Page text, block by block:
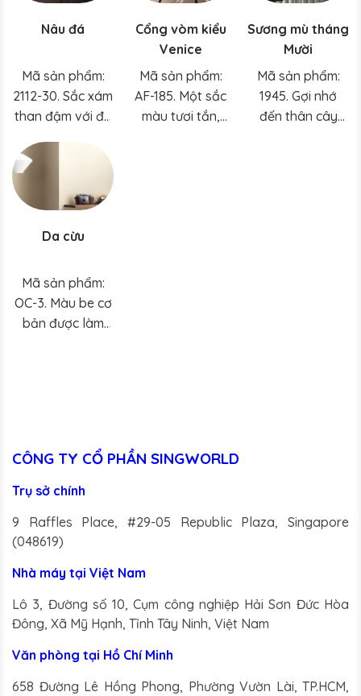
Nâu đá
Mã sản phẩm:
2112-30. Sắc xám
than đậm với độ
gam màu thiết
yếu này dễ dàng
kết hợp vào bất
nào.
Cổng vòm kiểu
Venice
Mã sản phẩm:
AF-185. Một sắc
màu tươi tắn,
Sương mù tháng
Mười
Mã sản phẩm:
1945. Gợi nhớ
đến thân cây
Da cừu
Mã sản phẩm:
OC-3. Màu be cơ
bản được làm
CÔNG TY CỔ PHẦN SINGWORLD
Trụ sở chính
9 Raffles Place, #29-05 Republic Plaza, Singapore
(048619)
Nhà máy tại Việt Nam
Lô 3, Đường số 10, Cụm công nghiệp Hải Sơn Đức Hòa
Đông, Xã Mỹ Hạnh, Tỉnh Tây Ninh, Việt Nam
Văn phòng tại Hồ Chí Minh
658 Đường Lê Hồng Phong, Phường Vườn Lài, TP.HCM,